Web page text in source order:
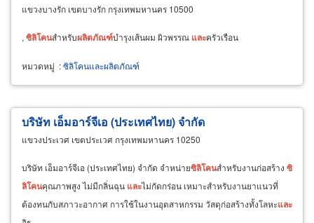
แขวงบางรัก เขตบางรัก กรุงเทพมหานคร 10500
, ซิลิโคนสำหรับผลิตภัณฑ์บำรุงเส้นผม ผิวพรรณ และครัวเรือน
หมวดหมู่ :ซิลิโคนและผลิตภัณฑ์
บริษัท เอ็มอาร์จีเอ (ประเทศไทย) จำกัด
แขวงประเวศ เขตประเวศ กรุงเทพมหานคร 10250
บริษัท เอ็มอาร์จีเอ (ประเทศไทย) จำกัด จำหน่ายซิลิโคนสำหรับงานก่อสร้าง ซิ
ลิโคนคุณภาพสูง ไม่มีกลิ่นฉุน และไม่กัดกร่อน เหมาะสำหรับงานยาแนวที่
ต้องทนกับสภาวะอากาศ การใช้ในงานอุตสาหกรรม วัสดุก่อสร้างทั้งโลหะและ